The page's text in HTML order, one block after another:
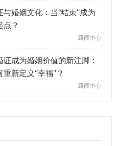
与婚姻文化：当“结束”成为
点？
新闻中心
证成为婚姻价值的新注脚：
新定义“幸福”？
新闻中心